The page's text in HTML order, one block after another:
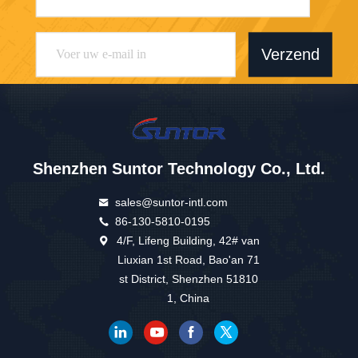
Verzend
Shenzhen Suntor Technology Co., Ltd.
sales@suntor-intl.com
86-130-5810-0195
4/F, Lifeng Building, 42# van
Liuxian 1st Road, Bao'an 71
st District, Shenzhen 51810
1, China